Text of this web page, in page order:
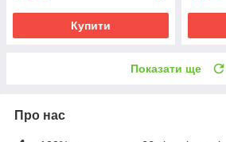
Купити
Показати ще
Про нас